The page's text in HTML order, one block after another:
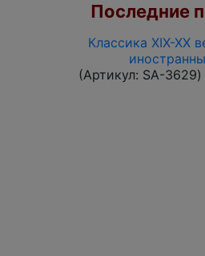
Последние
Классика XIX-XX
(Артикул: SA-3629)